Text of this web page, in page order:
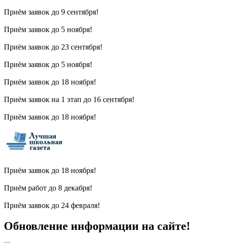
Приём заявок до 9 сентября!
Приём заявок до 5 ноября!
Приём заявок до 23 сентября!
Приём заявок до 5 ноября!
Приём заявок до 18 ноября!
Приём заявок на 1 этап до 16 сентября!
Приём заявок до 18 ноября!
Приём заявок до 18 ноября!
Приём работ до 8 декабря!
Приём заявок до 24 февраля!
Обновление информации на сайте!